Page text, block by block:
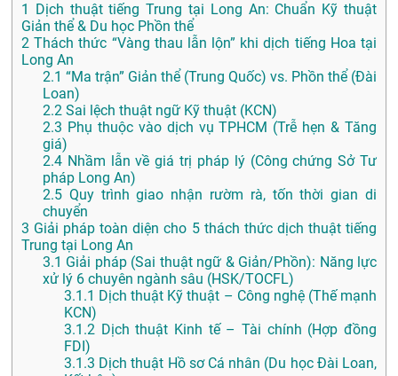
1
Dịch thuật tiếng Trung tại Long An: Chuẩn Kỹ thuật
Giản thể & Du học Phồn thể
2 Thách thức “Vàng thau lẫn lộn” khi dịch tiếng Hoa tại
Long An
2.1 “Ma trận” Giản thể (Trung Quốc) vs. Phồn thể (Đài
Loan)
2.2 Sai lệch thuật ngữ Kỹ thuật (KCN)
2.3 Phụ thuộc vào dịch vụ TPHCM (Trễ hẹn & Tăng
giá)
2.4 Nhầm lẫn về giá trị pháp lý (Công chứng Sở Tư
pháp Long An)
2.5 Quy trình giao nhận rườm rà, tốn thời gian di
chuyển
3 Giải pháp toàn diện cho 5 thách thức dịch thuật tiếng
Trung tại Long An
3.1 Giải pháp (Sai thuật ngữ & Giản/Phồn): Năng lực
xử lý 6 chuyên ngành sâu (HSK/TOCFL)
3.1.1 Dịch thuật Kỹ thuật – Công nghệ (Thế mạnh
KCN)
3.1.2 Dịch thuật Kinh tế – Tài chính (Hợp đồng
FDI)
3.1.3 Dịch thuật Hồ sơ Cá nhân (Du học Đài Loan,